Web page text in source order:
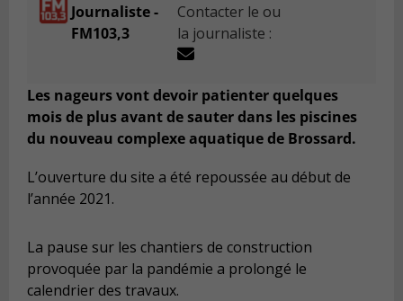
Journaliste -
FM103,3
Contacter le ou
la journaliste :
Les nageurs vont devoir patienter quelques
mois de plus avant de sauter dans les piscines
du nouveau complexe aquatique de Brossard.
L’ouverture du site a été repoussée au début de
l’année 2021.
La pause sur les chantiers de construction
provoquée par la pandémie a prolongé le
calendrier des travaux.